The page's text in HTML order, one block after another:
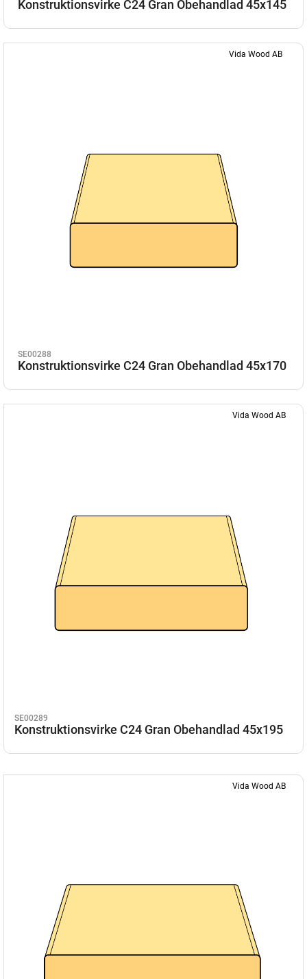
Konstruktionsvirke C24 Gran Obehandlad 45x145
Vida Wood AB
SE00288
Konstruktionsvirke C24 Gran Obehandlad 45x170
Vida Wood AB
SE00289
Konstruktionsvirke C24 Gran Obehandlad 45x195
Vida Wood AB